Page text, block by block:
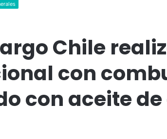
Chile
con
con aceite